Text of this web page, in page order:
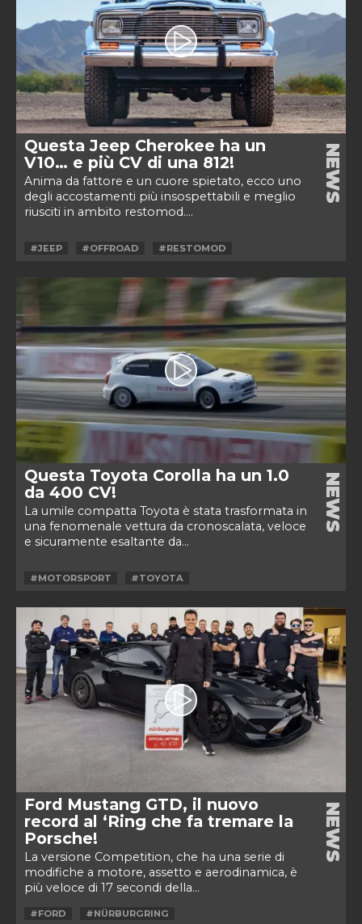
Questa Jeep Cherokee ha un
V10… e più CV di una 812!
Anima da fattore e un cuore spietato, ecco uno
degli accostamenti più insospettabili e meglio
riusciti in ambito restomod....
NEWS
#JEEP #OFFROAD #RESTOMOD
Questa Toyota Corolla ha un 1.0
da 400 CV!
La umile compatta Toyota è stata trasformata in
una fenomenale vettura da cronoscalata, veloce
e sicuramente esaltante da...
NEWS
#MOTORSPORT #TOYOTA
Ford Mustang GTD, il nuovo
record al ‘Ring che fa tremare la
Porsche!
La versione Competition, che ha una serie di
modifiche a motore, assetto e aerodinamica, è
più veloce di 17 secondi della...
NEWS
#FORD #NÜRBURGRING